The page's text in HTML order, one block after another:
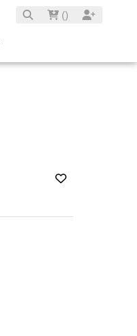
()